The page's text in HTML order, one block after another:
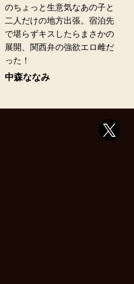
のちょっと生意気なあの子と
二人だけの地方出張。宿泊先
で堪らずキスしたらまさかの
展開、関西弁の強欲エロ雌だ
った！
中森ななみ